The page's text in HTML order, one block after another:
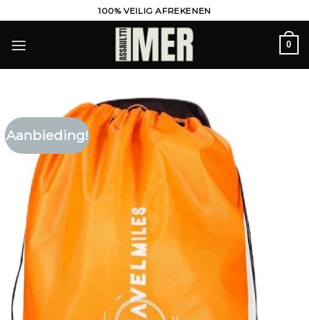
naar
inhoud
100% VEILIG AFREKENEN
0
Aanbieding!